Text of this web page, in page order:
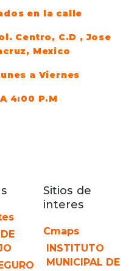
en la calle
Centro, C.D , Jose
Mexico
a Viernes
4:00 P.M
Sitios de
interes
Cmaps
INSTITUTO
MUNICIPAL DE